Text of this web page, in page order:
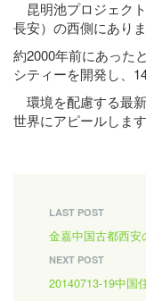
昆明池プロジェク
長安）の西側にありま
約2000年前にあった
シティーを開発し、
環境を配慮する最
世界にアピールします
LAST POST
金嘉中国古都西
NEXT POST
20140713-19中国